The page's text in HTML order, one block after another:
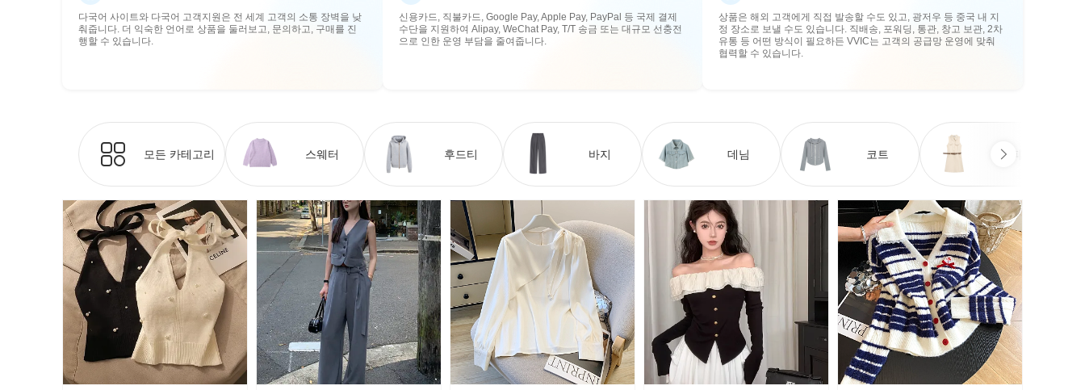
다국어 사이트와 다국어 고객지원은 전 세계 고객의 소통 장벽을 낮
춰줍니다. 더 익숙한 언어로 상품을 둘러보고, 문의하고, 구매를 진
행할 수 있습니다.
신용카드, 직불카드, Google Pay, Apple Pay, PayPal 등 국제 결제
수단을 지원하여 Alipay, WeChat Pay, T/T 송금 또는 대규모 선충전
으로 인한 운영 부담을 줄여줍니다.
상품은 해외 고객에게 직접 발송할 수도 있고, 광저우 등 중국 내 지
정 장소로 보낼 수도 있습니다. 직배송, 포워딩, 통관, 창고 보관, 2차
유통 등 어떤 방식이 필요하든 VVIC는 고객의 공급망 운영에 맞춰
협력할 수 있습니다.
모든 카테고리 스웨터 후드티 바지 데님 코트 원피스